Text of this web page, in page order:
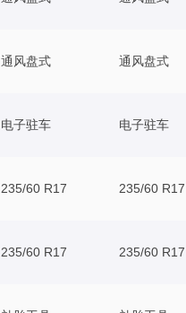
通风盘式 通风盘式
电子驻车 电子驻车
235/60 R17 235/60 R17
235/60 R17 235/60 R17